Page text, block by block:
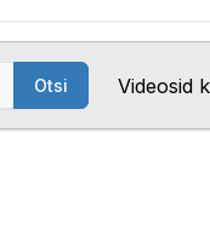
Otsi Videosid